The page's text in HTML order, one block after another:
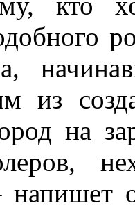
из
на
напишет